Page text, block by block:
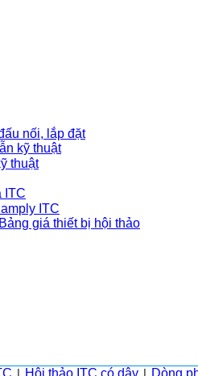
nối, lắp đặt
kỹ thuật
thuật
ITC
ITC
Bảng giá thiết bị hội thảo
Hội thảo ITC có dây Dòng